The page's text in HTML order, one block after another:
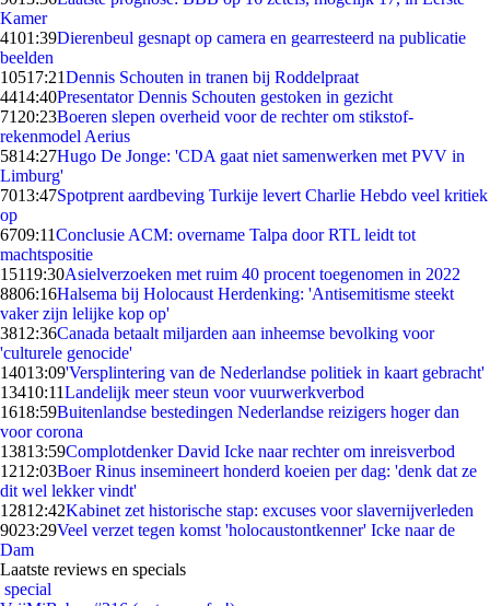
Kamer
4101:39Dierenbeul gesnapt op camera en gearresteerd na publicatie
beelden
10517:21Dennis Schouten in tranen bij Roddelpraat
4414:40Presentator Dennis Schouten gestoken in gezicht
71 20:23Boeren slepen overheid voor de rechter om stikstof-
rekenmodel Aerius
5814:27Hugo De Jonge: 'CDA gaat niet samenwerken met PVV in
Limburg'
7013:47Spotprent aardbeving Turkije levert Charlie Hebdo veel kritiek
op
6709:11Conclusie ACM: overname Talpa door RTL leidt tot
machtspositie
15119:30Asielverzoeken met ruim 40 procent toegenomen in 2022
8806:16Halsema bij Holocaust Herdenking: 'Antisemitisme steekt
vaker zijn lelijke kop op'
3812:36Canada betaalt miljarden aan inheemse bevolking voor
'culturele genocide'
14013:09'Versplintering van de Nederlandse politiek in kaart gebracht'
13410:11Landelijk meer steun voor vuurwerkverbod
1618:59Buitenlandse bestedingen Nederlandse reizigers hoger dan
voor corona
13813:59Complotdenker David Icke naar rechter om inreisverbod
1212:03Boer Rinus insemineert honderd koeien per dag: 'denk dat ze
dit wel lekker vindt'
12812:42Kabinet zet historische stap: excuses voor slavernijverleden
9023:29Veel verzet tegen komst 'holocaustontkenner' Icke naar de
Dam
Laatste reviews en specials
special